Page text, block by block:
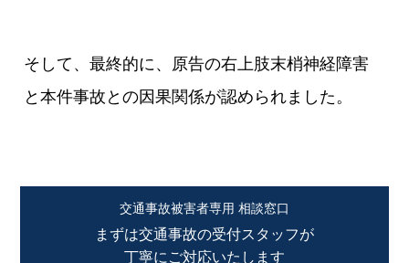
そして、最終的に、原告の右上肢末梢神経障害
と本件事故との因果関係が認められました。
交通事故被害者専用 相談窓口
まずは交通事故の受付スタッフが
丁寧にご対応いたします